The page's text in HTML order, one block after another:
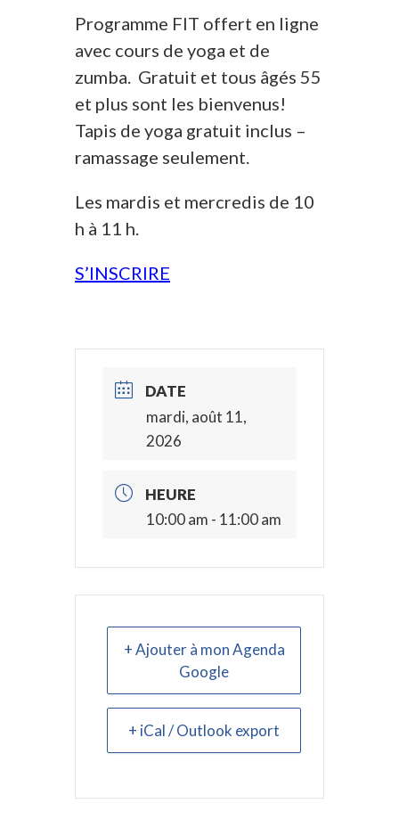
Programme FIT offert en ligne
avec cours de yoga et de
zumba. Gratuit et tous âgés 55
et plus sont les bienvenus!
Tapis de yoga gratuit inclus –
ramassage seulement.
Les mardis et mercredis de 10
h à 11 h.
S’INSCRIRE
DATE
mardi, août 11,
2026
HEURE
10:00 am - 11:00 am
+ Ajouter à mon Agenda
Google
+ iCal / Outlook export